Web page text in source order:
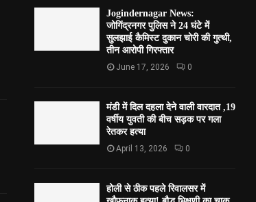
Jogindernagar News:
जोगिंद्रनगर पुलिस ने 24 घंटे में
सुलझाई कैमिस्ट दुकान चोरी की गुत्थी,
तीन आरोपी गिरफ्तार
June 17, 2026 0
मंडी में दिल दहला देने वाली वारदात ,19
वर्षीय युवती की बीच सड़क पर गला
रेतकर हत्या
April 13, 2026 0
होली से ठीक पहले रिवालसर में